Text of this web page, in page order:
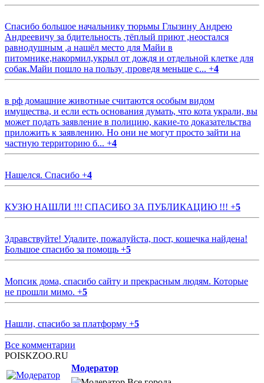
Спасибо большое начальнику тюрьмы Глызину Андрею
Андреевичу за бдительность ,тёплый приют ,неостался
равнодушным ,а нашёл место для Майи в
питомнике,накормил,укрыл от дождя и отдельной клетке для
собак.Майи пошло на пользу ,проведя меньше с... +4
в рф домашние животные считаются особым видом
имущества, и если есть основания думать, что кота украли, вы
может подать заявление в полицию, какие-то доказательства
приложить к заявлению. Но они не могут просто зайти на
частную территорию б... +4
Нашелся. Спасибо +4
КУЗЮ НАШЛИ !!! СПАСИБО ЗА ПУБЛИКАЦИЮ !!! +5
Здравствуйте! Удалите, пожалуйста, пост, кошечка найдена!
Большое спасибо за помощь +5
Мопсик дома, спасибо сайту и прекрасным людям. Которые
не прошли мимо. +5
Нашли, спасибо за платформу +5
Все комментарии
POISKZOO.RU
Модератор